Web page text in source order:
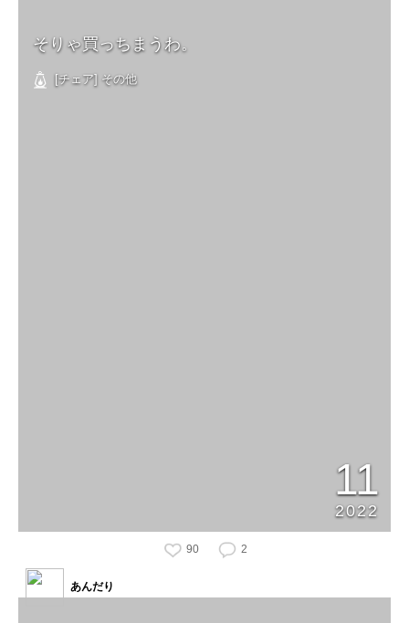
そりゃ買っちまうわ。
[チェア] その他
11
2022
90 2
あんだり